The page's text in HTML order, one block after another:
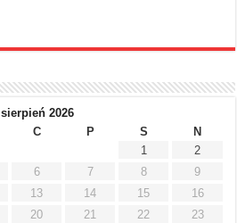
sierpień 2026
C P S
N
1
2
6 7 8
9
13 14 15
16
20 21 22
23